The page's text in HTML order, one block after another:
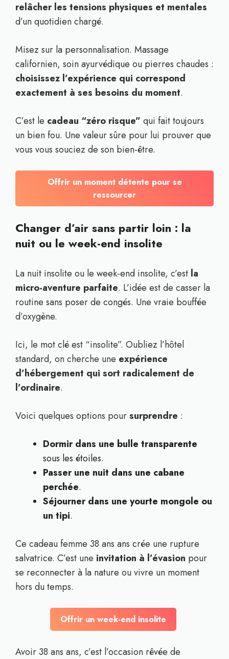
relâcher les tensions physiques et mentales
d’un quotidien chargé.
Misez sur la personnalisation. Massage
californien, soin ayurvédique ou pierres chaudes :
choisissez l’expérience qui correspond
exactement à ses besoins du moment.
C’est le cadeau “zéro risque” qui fait toujours
un bien fou. Une valeur sûre pour lui prouver que
vous vous souciez de son bien-être.
Offrir un moment détente pour se
ressourcer
Changer d’air sans partir loin : la
nuit ou le week-end insolite
La nuit insolite ou le week-end insolite, c’est la
micro-aventure parfaite. L’idée est de casser la
routine sans poser de congés. Une vraie bouffée
d’oxygène.
Ici, le mot clé est “insolite”. Oubliez l’hôtel
standard, on cherche une expérience
d’hébergement qui sort radicalement de
l’ordinaire.
Voici quelques options poursurprendre :
Dormir dans une bulle transparente
sous les étoiles.
Passer une nuit dans une cabane
perchée.
Séjourner dans une yourte mongole ou
un tipi.
Ce cadeau femme 38 ans ans crée une rupture
salvatrice. C’est une invitation à l’évasion pour
se reconnecter à la nature ou vivre un moment
hors du temps.
Offrir un week-end insolite
Avoir 38 ans ans, c’est l’occasion rêvée de